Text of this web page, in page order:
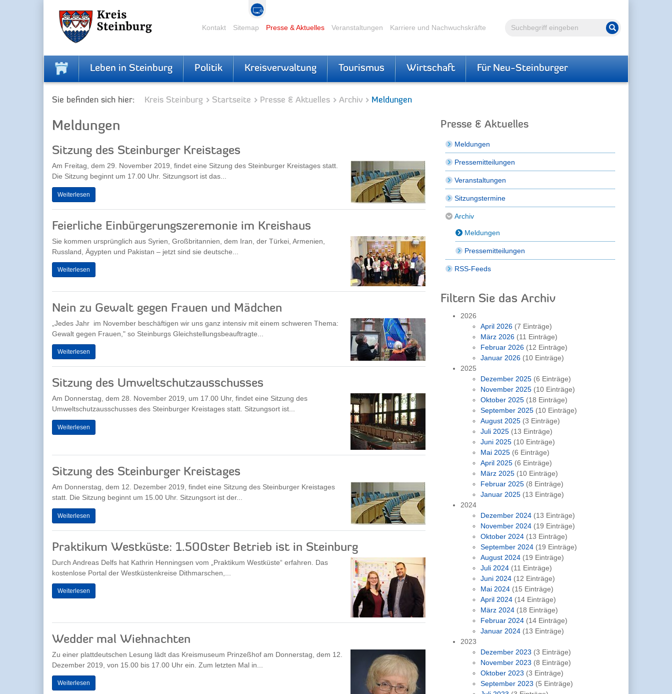
Volltextsuche Suche starten
Kontakt Sitemap Presse & Aktuelles Veranstaltungen Karriere und Nachwuchskräfte
Leben in Steinburg Politik Kreisverwaltung Tourismus Wirtschaft Für Neu-Steinburger
Sie befinden sich hier: Kreis Steinburg Startseite Presse & Aktuelles Archiv Meldungen
Meldungen
Sitzung des Steinburger Kreistages
Am Freitag, dem 29. November 2019, findet eine Sitzung des Steinburger Kreistages statt.
Die Sitzung beginnt um 17.00 Uhr. Sitzungsort ist das...
Weiterlesen
Feierliche Einbürgerungszeremonie im Kreishaus
Sie kommen ursprünglich aus Syrien, Großbritannien, dem Iran, der Türkei, Armenien,
Russland, Ägypten und Pakistan – jetzt sind sie deutsche...
Weiterlesen
Nein zu Gewalt gegen Frauen und Mädchen
„Jedes Jahr im November beschäftigen wir uns ganz intensiv mit einem schweren Thema:
Gewalt gegen Frauen," so Steinburgs Gleichstellungsbeauftragte...
Weiterlesen
Sitzung des Umweltschutzausschusses
Am Donnerstag, dem 28. November 2019, um 17.00 Uhr, findet eine Sitzung des
Umweltschutzausschusses des Steinburger Kreistages statt. Sitzungsort ist...
Weiterlesen
Sitzung des Steinburger Kreistages
Am Donnerstag, dem 12. Dezember 2019, findet eine Sitzung des Steinburger Kreistages
statt. Die Sitzung beginnt um 15.00 Uhr. Sitzungsort ist der...
Weiterlesen
Praktikum Westküste: 1.500ster Betrieb ist in Steinburg
Durch Andreas Delfs hat Kathrin Henningsen vom „Praktikum Westküste“ erfahren. Das
kostenlose Portal der Westküstenkreise Dithmarschen,...
Weiterlesen
Wedder mal Wiehnachten
Zu einer plattdeutschen Lesung lädt das Kreismuseum Prinzeßhof am Donnerstag, dem 12.
Dezember 2019, von 15.00 bis 17.00 Uhr ein. Zum letzten Mal in...
Weiterlesen
Presse & Aktuelles
Meldungen
Pressemitteilungen
Veranstaltungen
Sitzungstermine
Archiv
Meldungen
Pressemitteilungen
RSS-Feeds
Filtern Sie das Archiv
2026
April 2026 (7 Einträge)
März 2026 (11 Einträge)
Februar 2026 (12 Einträge)
Januar 2026 (10 Einträge)
2025
Dezember 2025 (6 Einträge)
November 2025 (10 Einträge)
Oktober 2025 (18 Einträge)
September 2025 (10 Einträge)
August 2025 (3 Einträge)
Juli 2025 (13 Einträge)
Juni 2025 (10 Einträge)
Mai 2025 (6 Einträge)
April 2025 (6 Einträge)
März 2025 (10 Einträge)
Februar 2025 (8 Einträge)
Januar 2025 (13 Einträge)
2024
Dezember 2024 (13 Einträge)
November 2024 (19 Einträge)
Oktober 2024 (13 Einträge)
September 2024 (19 Einträge)
August 2024 (19 Einträge)
Juli 2024 (11 Einträge)
Juni 2024 (12 Einträge)
Mai 2024 (15 Einträge)
April 2024 (14 Einträge)
März 2024 (18 Einträge)
Februar 2024 (14 Einträge)
Januar 2024 (13 Einträge)
2023
Dezember 2023 (3 Einträge)
November 2023 (8 Einträge)
Oktober 2023 (3 Einträge)
September 2023 (5 Einträge)